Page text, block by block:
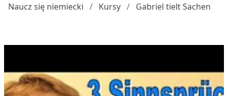
Naucz się niemiecki Kursy Gabriel tielt Sachen